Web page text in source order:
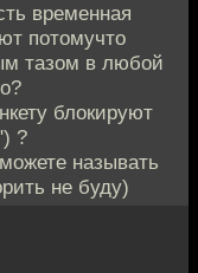
временная
потомучто
тазом в любой
блокируют
?
называть
не буду)